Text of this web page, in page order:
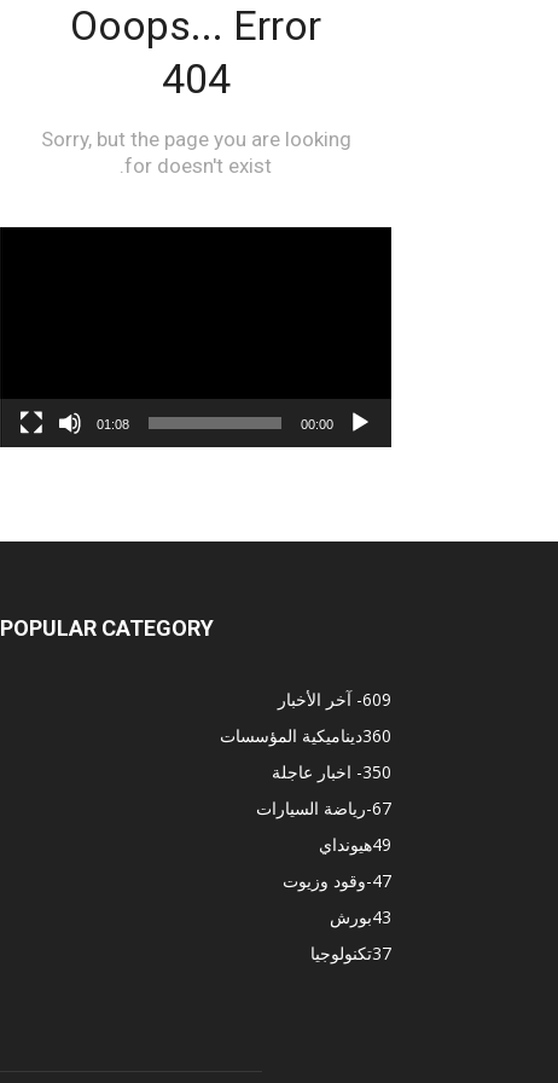
00:00
01:08
POPULAR CATEGORY
- آخر الأخبار609
ديناميكية المؤسسات360
- اخبار عاجلة350
-رياضة السيارات67
هيونداي49
-وقود وزيوت47
بورش43
تكنولوجيا37